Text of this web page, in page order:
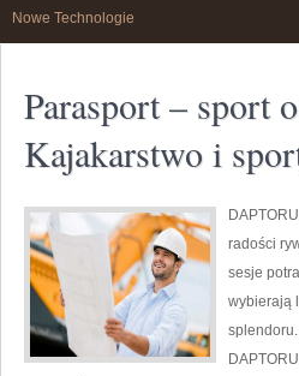
Nowe Technologie
Parasport – sport
Kajakarstwo i
radości
sesje
wybierają